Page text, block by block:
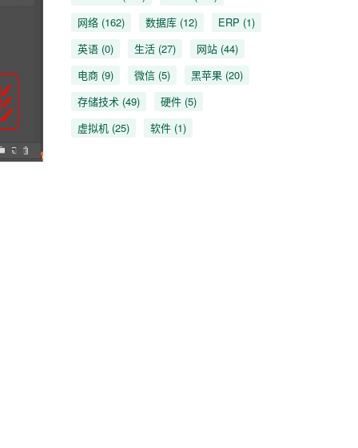
网络(162) 数据库(12) ERP (1)
英语(0) 生活(27) 网站(44)
电商(9) 微信(5) 黑苹果(20)
存储技术(49) 硬件(5)
虚拟机(25) 软件(1)